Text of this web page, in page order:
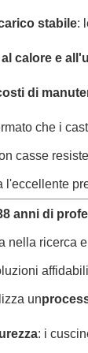
stabile:
calore e
di
che i
casse
l'eccellente
anni di
nella ricerca
un
: i